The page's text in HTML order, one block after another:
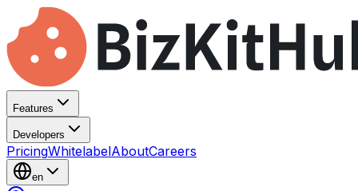
Features
Developers
PricingWhitelabelAboutCareers
en